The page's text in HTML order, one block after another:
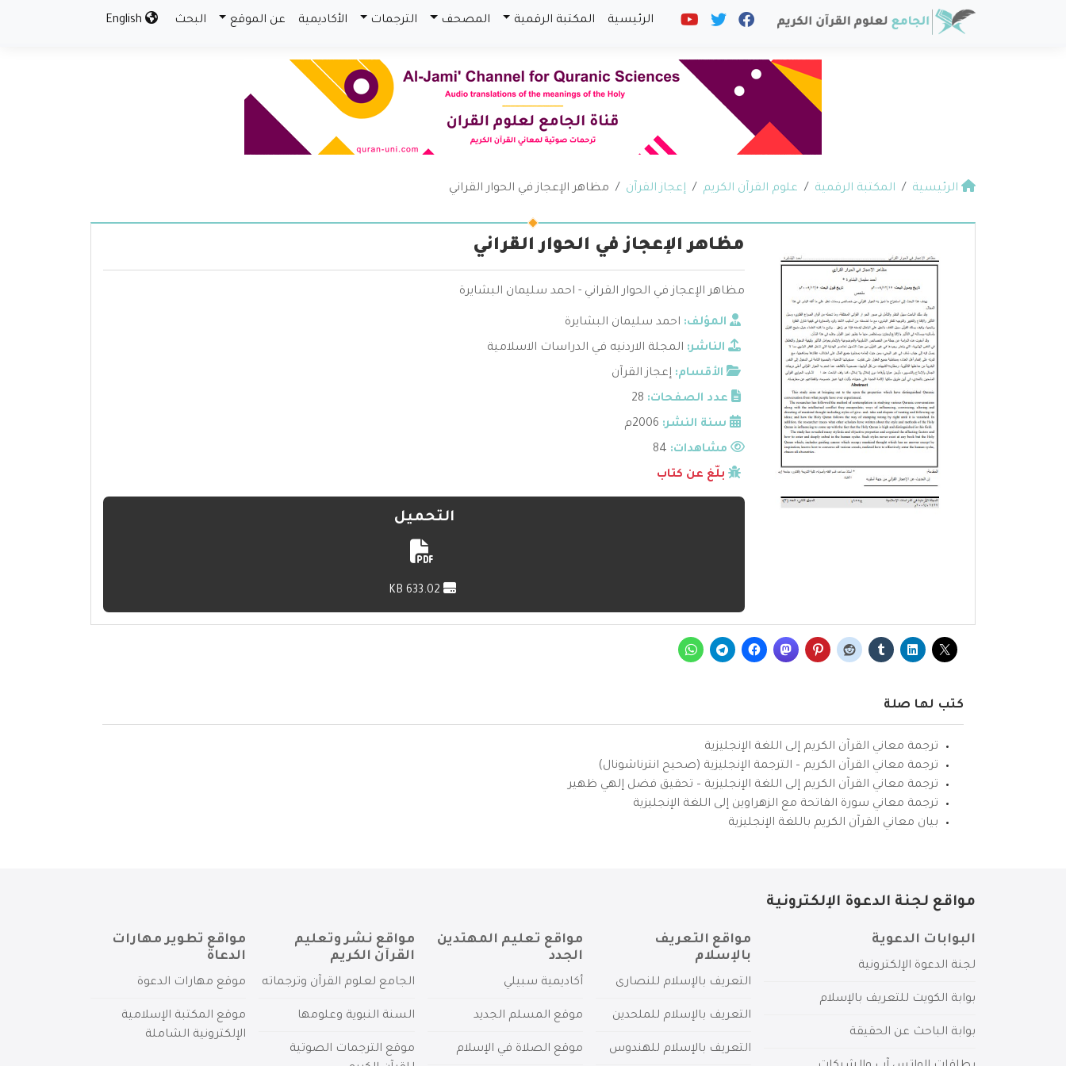
الرئيسية المكتبة الرقمية المصحف الترجمات الأكاديمية عن الموقع البحث
الرئيسية المكتبة الرقمية علوم القرآن الكريم إعجاز القرآن مظاهر الإعجاز في الحوار القراني
مظاهر الإعجاز في الحوار القراني
مظاهر الإعجاز في الحوار القراني - احمد سليمان البشايرة
المؤلف: احمد سليمان البشايرة
الناشر: المجلة الاردنيه في الدراسات الاسلامية
الأقسام: إعجاز القرآن
عدد الصفحات: 28
سنة النشر: 2006م
مشاهدات:
بلّغ عن كتاب
التحميل
كتب لها صلة
ترجمة معاني القرآن الكريم إلى اللغة الإنجليزية
ترجمة معاني القرآن الكريم – الترجمة الإنجليزية (صحيح انترناشونال)
ترجمة معاني القرآن الكريم إلى اللغة الإنجليزية – تحقيق فضل إلهي ظهير
ترجمة معاني سورة الفاتحة مع الزهراوين إلى اللغة الإنجليزية
بيان معاني القرآن الكريم باللغة الإنجليزية
مواقع لجنة الدعوة الإلكترونية
البوابات الدعوية
لجنة الدعوة الإلكترونية
بوابة الكويت للتعريف بالإسلام
بوابة الباحث عن الحقيقة
مواقع التعريف
بالإسلام
التعريف بالإسلام للنصارى
التعريف بالإسلام للملحدين
التعريف بالإسلام للهندوس
مواقع تعليم المهتدين
الجدد
أكاديمية سبيلي
موقع المسلم الجديد
موقع الصلاة في الإسلام
مواقع نشر وتعليم
القرآن الكريم
الجامع لعلوم القرآن وترجماته
السنة النبوية وعلومها
موقع الترجمات الصوتية
مواقع تطوير مهارات
الدعاة
موقع مهارات الدعوة
موقع المكتبة الإسلامية
الإلكترونية الشاملة